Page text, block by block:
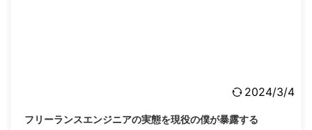
2024/3/4
フリーランスエンジニアの実態を現役の僕が暴露する